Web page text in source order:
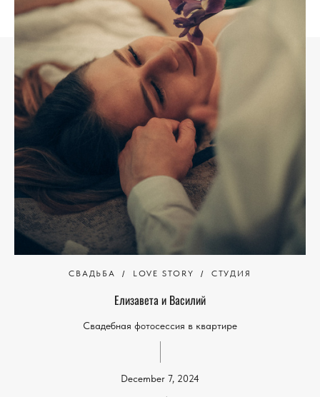
СВАДЬБА LOVE STORY СТУДИЯ
Елизавета и Василий
Свадебная фотосессия в квартире
December 7, 2024